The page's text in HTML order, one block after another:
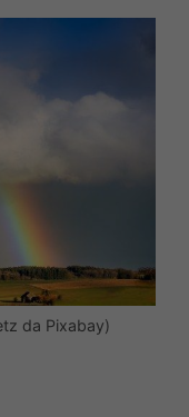
da Pixabay)